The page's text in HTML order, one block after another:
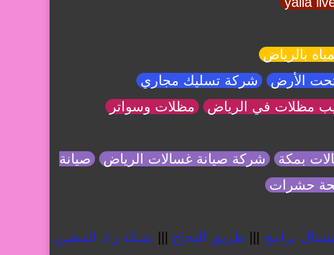
بالرياض
الأرض شركة تسليك مجاري
مظلات في الرياض مظلات وسواتر
بمكة شركة صيانة غسالات الرياض صيانة
حشرات
برامج طريق النجاح شبكة زاد المتقين